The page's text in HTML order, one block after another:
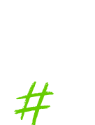
Accueil